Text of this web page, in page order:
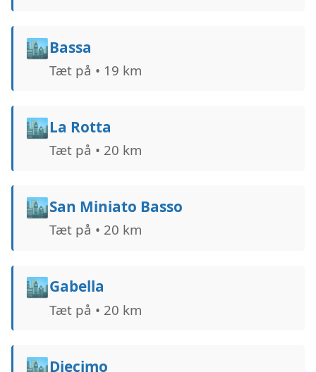
🏙️Bassa
Tæt på • 19 km
🏙️La Rotta
Tæt på • 20 km
🏙️San Miniato Basso
Tæt på • 20 km
🏙️Gabella
Tæt på • 20 km
🏙️Diecimo